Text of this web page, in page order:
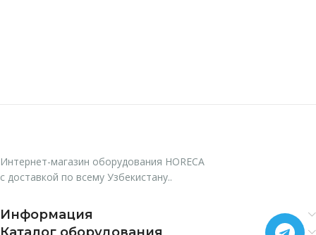
Интернет-магазин оборудования HORECA
с доставкой по всему Узбекистану..
Информация